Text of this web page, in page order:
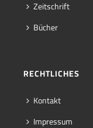
Zeitschrift
Bücher
RECHTLICHES
Kontakt
Impressum